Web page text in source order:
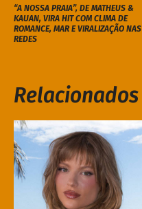
“A NOSSA PRAIA”, DE MATHEUS &
KAUAN, VIRA HIT COM CLIMA DE
ROMANCE, MAR E VIRALIZAÇÃO NAS
REDES
Relacionados